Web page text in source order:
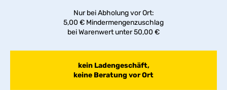
Nur bei Abholung vor Ort:
5,00 € Mindermengenzuschlag
bei Warenwert unter 50,00 €
kein Ladengeschäft,
keine Beratung vor Ort